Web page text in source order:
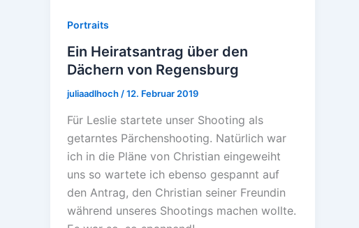
Portraits
Ein Heiratsantrag über den
Dächern von Regensburg
juliaadlhoch /12. Februar 2019
Für Leslie startete unser Shooting als
getarntes Pärchenshooting. Natürlich war
ich in die Pläne von Christian eingeweiht
uns so wartete ich ebenso gespannt auf
den Antrag, den Christian seiner Freundin
während unseres Shootings machen wollte.